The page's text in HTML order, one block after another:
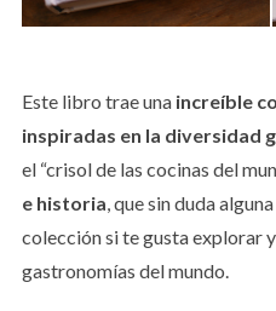
Este libro trae una increíble
inspiradas en la diversidad
el “crisol de las cocinas del
e historia, que sin duda
colección si te gusta explorar
gastronomías del mundo.